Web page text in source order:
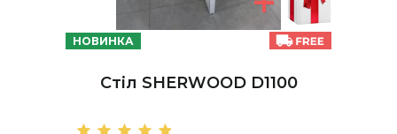
НОВИНКА
Стіл SHERWOOD D1100